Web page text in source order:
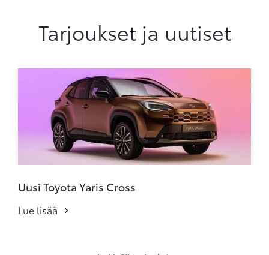
Tarjoukset ja uutiset
Uusi Toyota Yaris Cross
Lue lisää